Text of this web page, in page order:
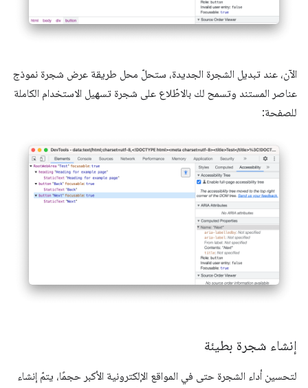
الآن، عند تبديل الشجرة الجديدة، ستحلّ محل طريقة عرض شجرة نموذج
عناصر المستند وتسمح لك بالاطّلاع على شجرة تسهيل الاستخدام الكاملة
للصفحة:
إنشاء شجرة بطيئة
لتحسين أداء الشجرة حتى في المواقع الإلكترونية الأكبر حجمًا، يتمّ إنشاء